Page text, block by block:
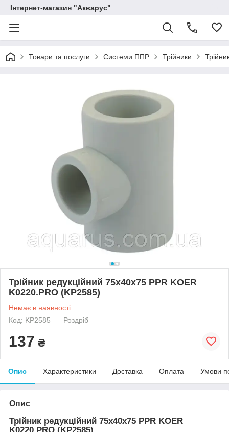
Інтернет-магазин "Акварус"
Товари та послуги Системи ППР Трійники
Трійник редукційний 75x40x75 PPR KOER
K0220.PRO (KP2585)
Немає в наявності
Код: KP2585
Роздріб
137 ₴
Опис Характеристики Доставка Оплата Умови
Опис
Трійник редукційний 75x40x75 PPR KOER